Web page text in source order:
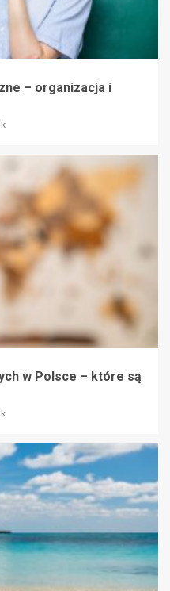
– organizacja i
w Polsce – które są